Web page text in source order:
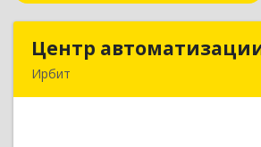
Центр
Ирбит
Центр